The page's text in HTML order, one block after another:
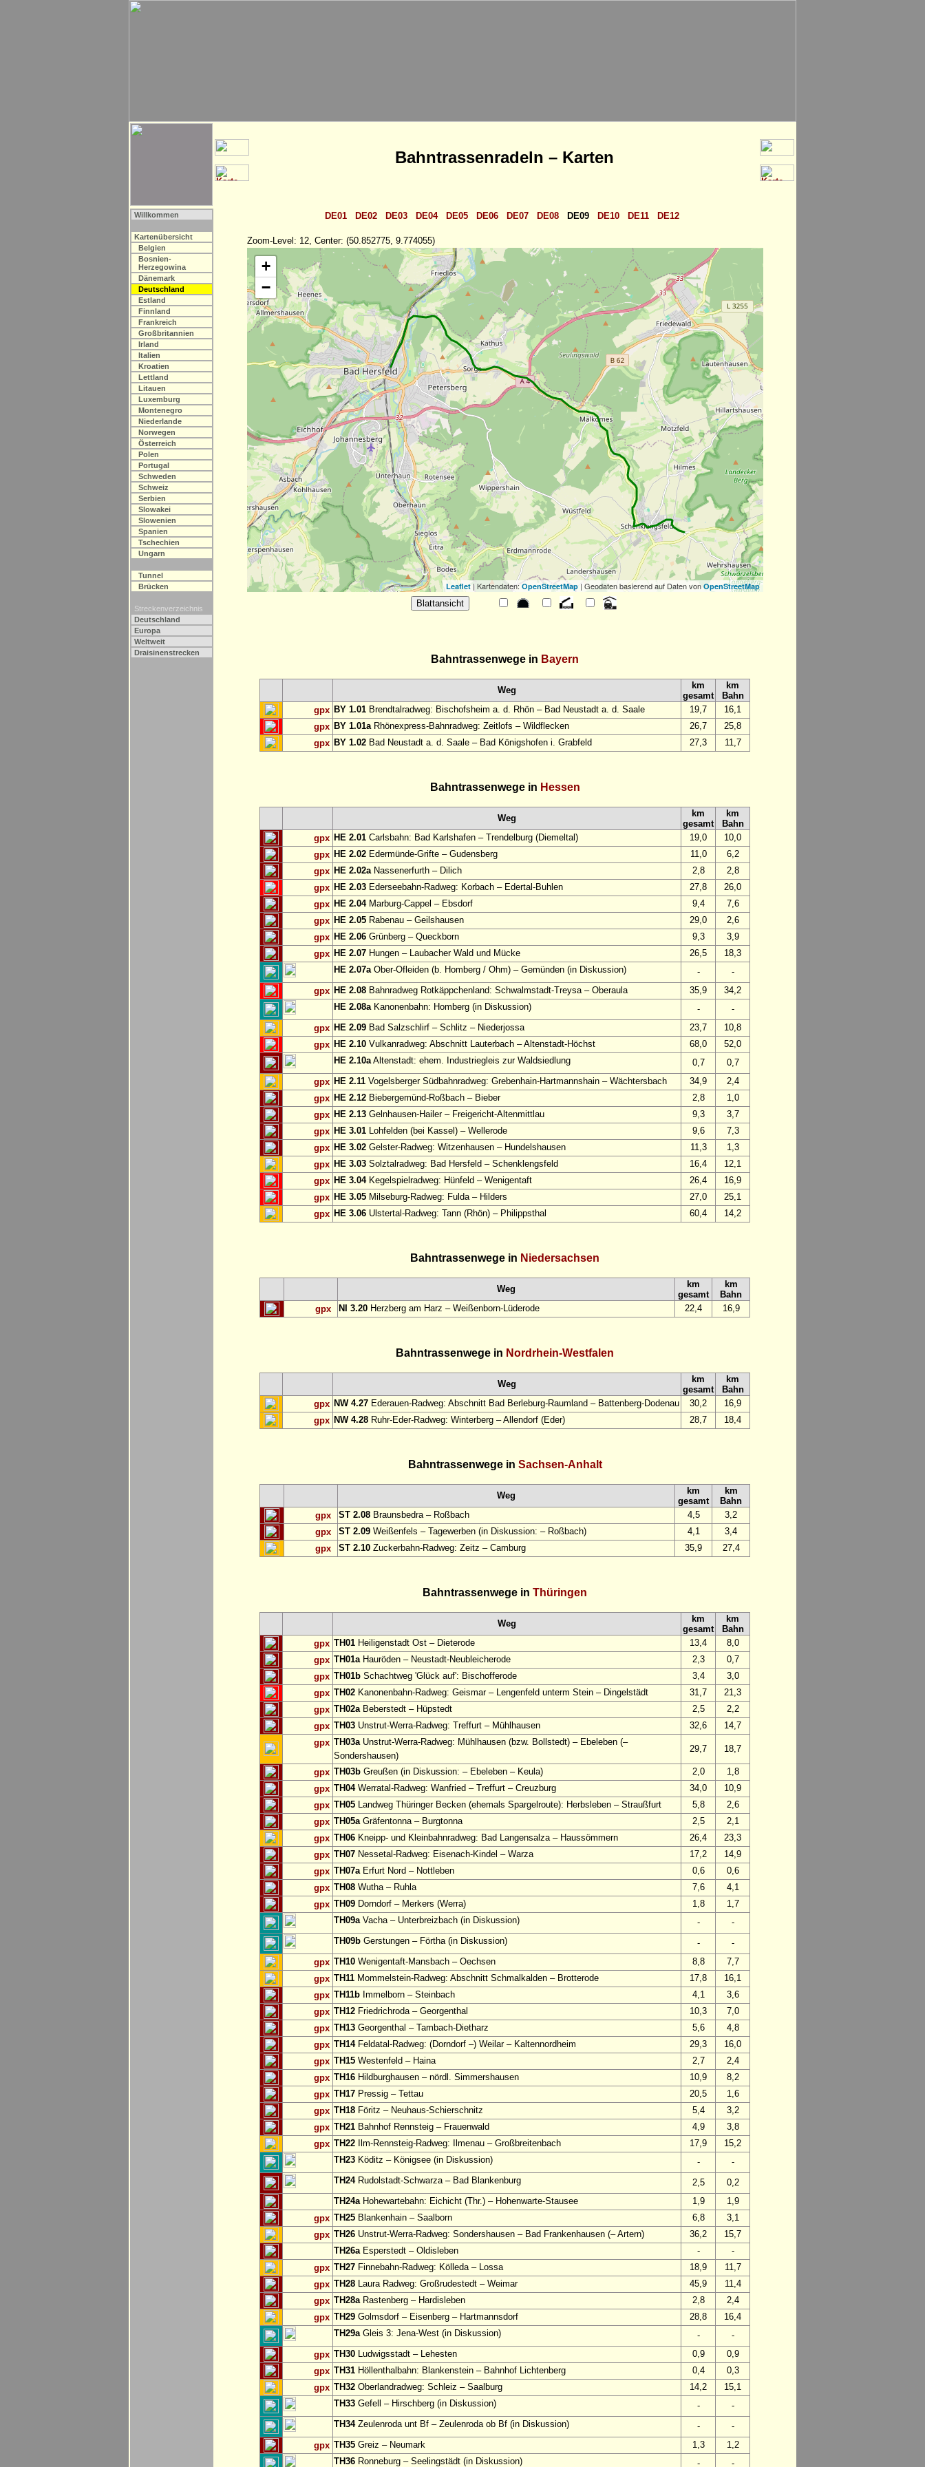
Bahntrassenradeln – Karten
Willkommen
Kartenübersicht
Belgien
Bosnien-
Herzegowina
Dänemark
Deutschland
Estland
Finnland
Frankreich
Großbritannien
Irland
Italien
Kroatien
Lettland
Litauen
Luxemburg
Montenegro
Niederlande
Norwegen
Österreich
Polen
Portugal
Schweden
Schweiz
Serbien
Slowakei
Slowenien
Spanien
Tschechien
Ungarn
Tunnel
Brücken
Streckenverzeichnis
Deutschland
Europa
Weltweit
Draisinenstrecken
DE01 DE02 DE03 DE04 DE05 DE06 DE07 DE08 DE09 DE10 DE11 DE12
Zoom-Level: 12, Center: (50.852775, 9.774055)
+
−
Leaflet| Kartendaten: OpenStreetMap| Geodaten basierend auf Daten von OpenStreetMap
Bahntrassenwege in Bayern
Weg
km
gesamt
km
Bahn
gpx BY 1.01 Brendtalradweg: Bischofsheim a. d. Rhön – Bad Neustadt a. d. Saale 19,7
16,1
gpx BY 1.01aRhönexpress-Bahnradweg: Zeitlofs – Wildflecken 26,7
25,8
gpx BY 1.02 Bad Neustadt a. d. Saale – Bad Königshofen i. Grabfeld 27,3 11,7
Bahntrassenwege in Hessen
Weg
km
gesamt
km
Bahn
gpx HE 2.01 Carlsbahn: Bad Karlshafen – Trendelburg (Diemeltal) 19,0
10,0
gpx HE 2.02 Edermünde-Grifte – Gudensberg 11,0
6,2
gpx HE 2.02aNassenerfurth – Dilich 2,8
2,8
gpx HE 2.03 Ederseebahn-Radweg: Korbach – Edertal-Buhlen 27,8
26,0
gpx HE 2.04Marburg-Cappel – Ebsdorf 9,4
7,6
gpx HE 2.05 Rabenau – Geilshausen 29,0
2,6
gpx HE 2.06 Grünberg – Queckborn 9,3
3,9
gpx HE 2.07 Hungen – Laubacher Wald und Mücke 26,5
18,3
HE 2.07aOber-Ofleiden (b. Homberg / Ohm) – Gemünden (in Diskussion) -
-
gpx HE 2.08 Bahnradweg Rotkäppchenland: Schwalmstadt-Treysa – Oberaula 35,9
34,2
HE 2.08aKanonenbahn: Homberg (in Diskussion) -
-
gpx HE 2.09 Bad Salzschlirf – Schlitz – Niederjossa 23,7
10,8
gpx HE 2.10 Vulkanradweg: Abschnitt Lauterbach – Altenstadt-Höchst 68,0
52,0
HE 2.10aAltenstadt: ehem. Industriegleis zur Waldsiedlung 0,7
0,7
gpx HE 2.11 Vogelsberger Südbahnradweg: Grebenhain-Hartmannshain – Wächtersbach 34,9
2,4
gpx HE 2.12 Biebergemünd-Roßbach – Bieber 2,8
1,0
gpx HE 2.13 Gelnhausen-Hailer – Freigericht-Altenmittlau 9,3
3,7
gpx HE 3.01 Lohfelden (bei Kassel) – Wellerode 9,6
7,3
gpx HE 3.02 Gelster-Radweg: Witzenhausen – Hundelshausen 11,3
1,3
gpx HE 3.03 Solztalradweg: Bad Hersfeld – Schenklengsfeld 16,4
12,1
gpx HE 3.04Kegelspielradweg: Hünfeld – Wenigentaft 26,4
16,9
gpx HE 3.05 Milseburg-Radweg: Fulda – Hilders 27,0
25,1
gpx HE 3.06 Ulstertal-Radweg: Tann (Rhön) – Philippsthal 60,4 14,2
Bahntrassenwege in Niedersachsen
Weg
km
gesamt
km
Bahn
gpx
NI 3.20 Herzberg am Harz – Weißenborn-Lüderode 22,4 16,9
Bahntrassenwege in Nordrhein-Westfalen
Weg
km
gesamt
km
Bahn
gpx NW 4.27 Ederauen-Radweg: Abschnitt Bad Berleburg-Raumland – Battenberg-Dodenau 30,2
16,9
gpx NW 4.28 Ruhr-Eder-Radweg: Winterberg – Allendorf (Eder) 28,7 18,4
Bahntrassenwege in Sachsen-Anhalt
Weg
km
gesamt
km
Bahn
gpx
ST 2.08 Braunsbedra – Roßbach 4,5
3,2
gpx
ST 2.09 Weißenfels – Tagewerben (in Diskussion: – Roßbach) 4,1
3,4
gpx
ST 2.10 Zuckerbahn-Radweg: Zeitz – Camburg 35,9 27,4
Bahntrassenwege in Thüringen
Weg
km
gesamt
km
Bahn
gpx TH01 Heiligenstadt Ost – Dieterode 13,4
8,0
gpx TH01aHauröden – Neustadt-Neubleicherode 2,3
0,7
gpx TH01b Schachtweg 'Glück auf': Bischofferode 3,4
3,0
gpx TH02 Kanonenbahn-Radweg: Geismar – Lengenfeld unterm Stein – Dingelstädt 31,7
21,3
gpx TH02aBeberstedt – Hüpstedt 2,5
2,2
gpx TH03 Unstrut-Werra-Radweg: Treffurt – Mühlhausen 32,6
14,7
gpx TH03aUnstrut-Werra-Radweg: Mühlhausen (bzw. Bollstedt) – Ebeleben (–
Sondershausen)
29,7 18,7
gpx TH03b Greußen (in Diskussion: – Ebeleben – Keula) 2,0
1,8
gpx TH04Werratal-Radweg: Wanfried – Treffurt – Creuzburg 34,0
10,9
gpx TH05 Landweg Thüringer Becken (ehemals Spargelroute): Herbsleben – Straußfurt 5,8
2,6
gpx TH05aGräfentonna – Burgtonna 2,5
2,1
gpx TH06 Kneipp- und Kleinbahnradweg: Bad Langensalza – Haussömmern 26,4
23,3
gpx TH07 Nessetal-Radweg: Eisenach-Kindel – Warza 17,2
14,9
gpx TH07aErfurt Nord – Nottleben 0,6
0,6
gpx TH08 Wutha – Ruhla 7,6
4,1
gpx TH09 Dorndorf – Merkers (Werra) 1,8
1,7
TH09aVacha – Unterbreizbach (in Diskussion) -
-
TH09b Gerstungen – Förtha (in Diskussion) -
-
gpx TH10 Wenigentaft-Mansbach – Oechsen 8,8
7,7
gpx TH11 Mommelstein-Radweg: Abschnitt Schmalkalden – Brotterode 17,8
16,1
gpx TH11b Immelborn – Steinbach 4,1
3,6
gpx TH12 Friedrichroda – Georgenthal 10,3
7,0
gpx TH13 Georgenthal – Tambach-Dietharz 5,6
4,8
gpx TH14Feldatal-Radweg: (Dorndorf –) Weilar – Kaltennordheim 29,3
16,0
gpx TH15 Westenfeld – Haina 2,7
2,4
gpx TH16 Hildburghausen – nördl. Simmershausen 10,9
8,2
gpx TH17 Pressig – Tettau 20,5
1,6
gpx TH18 Föritz – Neuhaus-Schierschnitz 5,4
3,2
gpx TH21 Bahnhof Rennsteig – Frauenwald 4,9
3,8
gpx TH22 Ilm-Rennsteig-Radweg: Ilmenau – Großbreitenbach 17,9
15,2
TH23 Köditz – Königsee (in Diskussion) -
-
TH24Rudolstadt-Schwarza – Bad Blankenburg 2,5
0,2
TH24aHohewartebahn: Eichicht (Thr.) – Hohenwarte-Stausee 1,9
1,9
gpx TH25 Blankenhain – Saalborn 6,8
3,1
gpx TH26 Unstrut-Werra-Radweg: Sondershausen – Bad Frankenhausen (– Artern) 36,2
15,7
TH26aEsperstedt – Oldisleben -
-
gpx TH27 Finnebahn-Radweg: Kölleda – Lossa 18,9
11,7
gpx TH28 Laura Radweg: Großrudestedt – Weimar 45,9
11,4
gpx TH28aRastenberg – Hardisleben 2,8
2,4
gpx TH29 Golmsdorf – Eisenberg – Hartmannsdorf 28,8
16,4
TH29aGleis 3: Jena-West (in Diskussion) -
-
gpx TH30 Ludwigsstadt – Lehesten 0,9
0,9
gpx TH31 Höllenthalbahn: Blankenstein – Bahnhof Lichtenberg 0,4
0,3
gpx TH32 Oberlandradweg: Schleiz – Saalburg 14,2
15,1
TH33 Gefell – Hirschberg (in Diskussion) -
-
TH34Zeulenroda unt Bf – Zeulenroda ob Bf (in Diskussion) -
-
gpx TH35 Greiz – Neumark 1,3
1,2
TH36 Ronneburg – Seelingstädt (in Diskussion) - -